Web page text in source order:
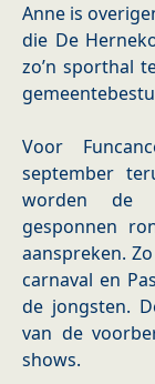
Anne is
die De
zo’n sporthal
Voor
september
worden de
gesponnen
aanspreken.
carnaval en
de jongsten.
van de
shows.